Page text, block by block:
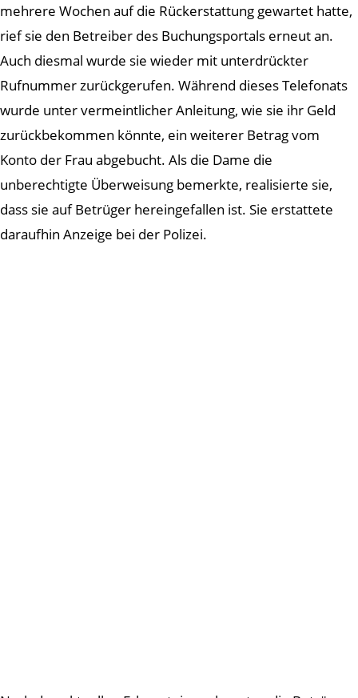
mehrere Wochen auf die Rückerstattung gewartet hatte,
rief sie den Betreiber des Buchungsportals erneut an.
Auch diesmal wurde sie wieder mit unterdrückter
Rufnummer zurückgerufen. Während dieses Telefonats
wurde unter vermeintlicher Anleitung, wie sie ihr Geld
zurückbekommen könnte, ein weiterer Betrag vom
Konto der Frau abgebucht. Als die Dame die
unberechtigte Überweisung bemerkte, realisierte sie,
dass sie auf Betrüger hereingefallen ist. Sie erstattete
daraufhin Anzeige bei der Polizei.